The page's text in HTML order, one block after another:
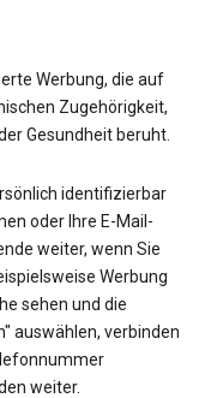
Werbung, die auf
Zugehörigkeit,
Gesundheit beruht.
identifizierbar
oder Ihre E-Mail-
weiter, wenn Sie
Werbung
sehen und die
auswählen, verbinden
weiter.